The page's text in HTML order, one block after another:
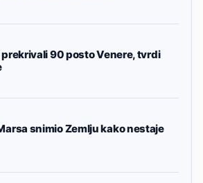
90 posto Venere, tvrdi
snimio Zemlju kako nestaje